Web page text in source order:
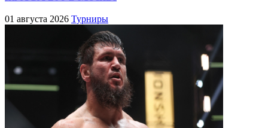
01 августа 2026 Турниры